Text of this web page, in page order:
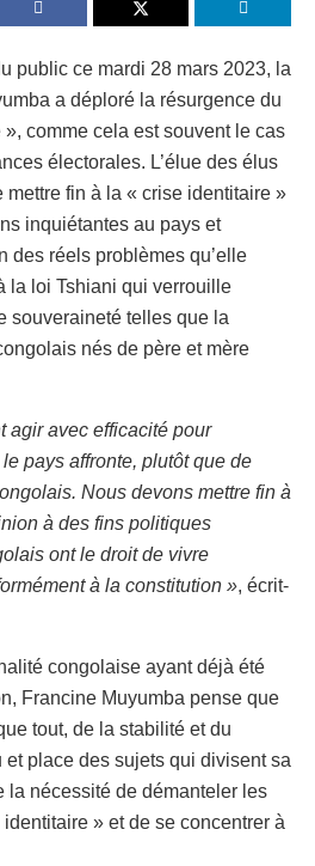
public ce mardi 28 mars 2023, la
a déploré la résurgence du
comme cela est souvent le cas
électorales. L’élue des élus
fin à la « crise identitaire »
inquiétantes au pays et
des réels problèmes qu’elle
la loi Tshiani qui verrouille
souveraineté telles que la
nés de père et mère
agir avec efficacité pour
pays affronte, plutôt que de
Nous devons mettre fin à
à des fins politiques
ont le droit de vivre
à la constitution », écrit-
congolaise ayant déjà été
Francine Muyumba pense que
tout, de la stabilité et du
place des sujets qui divisent sa
la nécessité de démanteler les
» et de se concentrer à